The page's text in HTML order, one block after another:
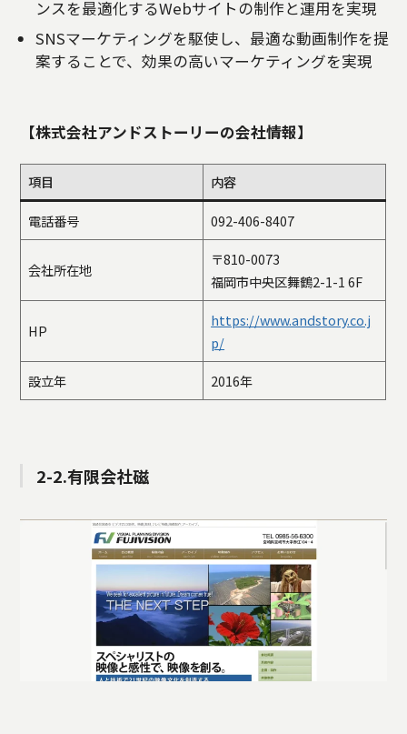
ンスを最適化するWebサイトの制作と運用を実現
SNSマーケティングを駆使し、最適な動画制作を提
案することで、効果の高いマーケティングを実現
【株式会社アンドストーリーの会社情報】
項目 内容
電話番号 092-406-8407
会社所在地
〒810-0073
福岡市中央区舞鶴2-1-1 6F
HP
https://www.andstory.co.j
p/
設立年
2016年
2-2.有限会社磁